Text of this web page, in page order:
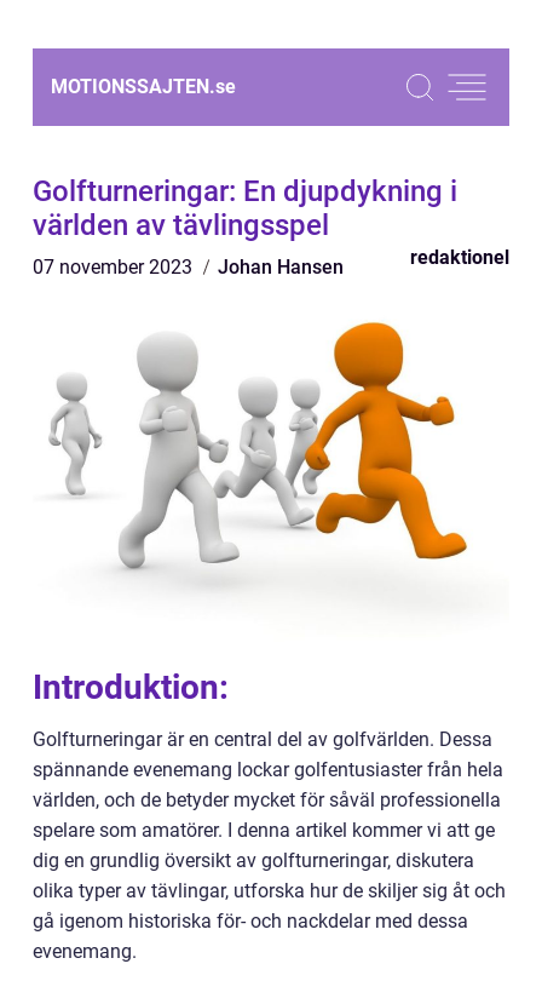
MOTIONSSAJTEN.se
Golfturneringar: En djupdykning i
världen av tävlingsspel
07 november 2023 Johan Hansen redaktionel
Introduktion:
Golfturneringar är en central del av golfvärlden. Dessa
spännande evenemang lockar golfentusiaster från hela
världen, och de betyder mycket för såväl professionella
spelare som amatörer. I denna artikel kommer vi att ge
dig en grundlig översikt av golfturneringar, diskutera
olika typer av tävlingar, utforska hur de skiljer sig åt och
gå igenom historiska för- och nackdelar med dessa
evenemang.